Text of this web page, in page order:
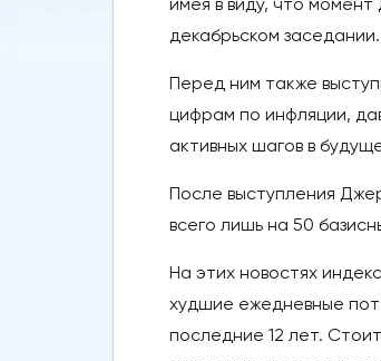
декабрьском заседании.
Перед ним также
цифрам по инфляции,
активных шагов в
После выступления
всего лишь на 50
На этих новостях
худшие ежедневные
последние 12 лет.